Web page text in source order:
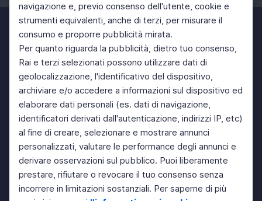
navigazione e, previo consenso dell'utente, cookie e
strumenti equivalenti, anche di terzi, per misurare il
consumo e proporre pubblicità mirata.
Per quanto riguarda la pubblicità, dietro tuo consenso,
Rai e terzi selezionati possono utilizzare dati di
geolocalizzazione, l'identificativo del dispositivo,
archiviare e/o accedere a informazioni sul dispositivo ed
elaborare dati personali (es. dati di navigazione,
identificatori derivati dall'autenticazione, indirizzi IP, etc)
al fine di creare, selezionare e mostrare annunci
personalizzati, valutare le performance degli annunci e
derivare osservazioni sul pubblico. Puoi liberamente
prestare, rifiutare o revocare il tuo consenso senza
incorrere in limitazioni sostanziali. Per saperne di più